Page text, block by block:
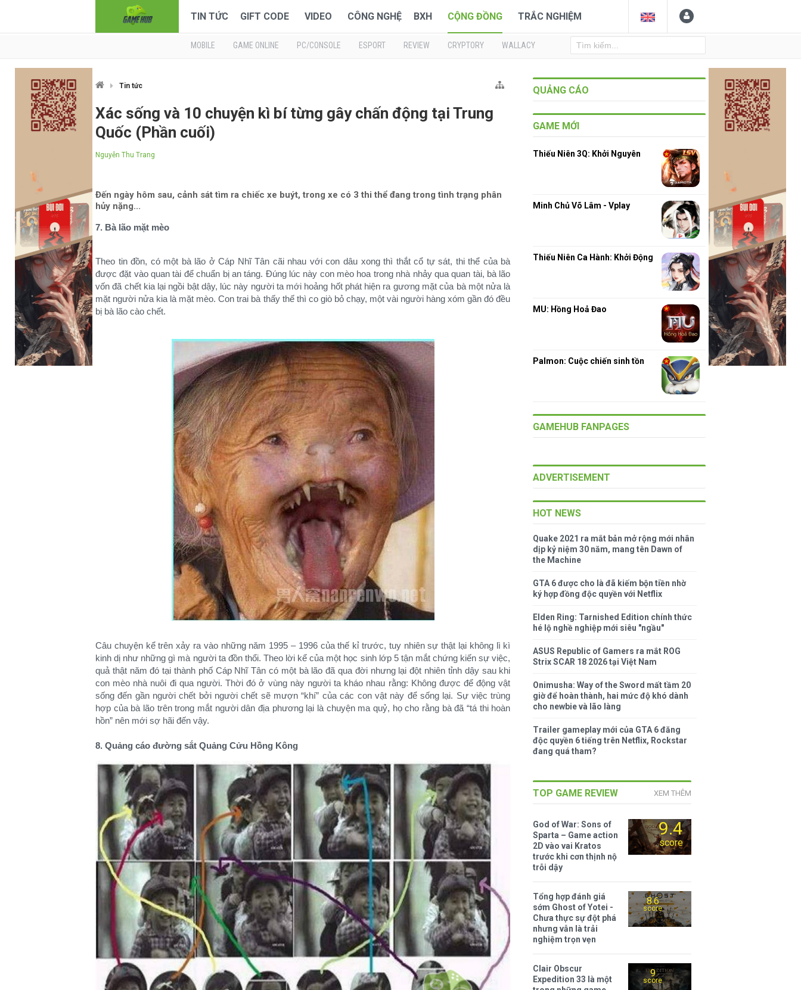
TIN TỨC GIFT CODE VIDEO CÔNG NGHỆ BXH CỘNG ĐỒNG TRẮC NGHIỆM
MOBILE GAME ONLINE PC/CONSOLE ESPORT REVIEW CRYPTORY WALLACY
Tin tức
Xác sống và 10 chuyện kì bí từng gây chấn động tại Trung
Quốc (Phần cuối)
Nguyễn Thu Trang
Đến ngày hôm sau, cảnh sát tìm ra chiếc xe buýt, trong xe có 3 thi thể đang trong tình trạng phân
hủy nặng...
7. Bà lão mặt mèo
Theo tin đồn, có một bà lão ở Cáp Nhĩ Tân cãi nhau với con dâu xong thì thắt cổ tự sát, thi thể của bà
được đặt vào quan tài để chuẩn bị an táng. Đúng lúc này con mèo hoa trong nhà nhảy qua quan tài, bà lão
vốn đã chết kia lại ngồi bật dậy, lúc này người ta mới hoảng hốt phát hiện ra gương mặt của bà một nửa là
mặt người nửa kia là mặt mèo. Con trai bà thấy thế thì co giò bỏ chạy, một vài người hàng xóm gần đó đều
bị bà lão cào chết.​
Câu chuyện kể trên xảy ra vào những năm 1995 – 1996 của thế kỉ trước, tuy nhiên sự thật lại không lì kì
kinh dị như những gì mà người ta đồn thổi. Theo lời kể của một học sinh lớp 5 tận mắt chứng kiến sự việc,
quả thật năm đó tại thành phố Cáp Nhĩ Tân có một bà lão đã qua đời nhưng lại đột nhiên tỉnh dậy sau khi
con mèo nhà nuôi đi qua người. Thời đó ở vùng này người ta kháo nhau rằng: Không được để động vật
sống đến gần người chết bởi người chết sẽ mượn “khí” của các con vật này để sống lại. Sự việc trùng
hợp của bà lão trên trong mắt người dân địa phương lại là chuyện ma quỷ, họ cho rằng bà đã “tá thi hoàn
hồn” nên mới sợ hãi đến vậy.
8. Quảng cáo đường sắt Quảng Cửu Hồng Kông
QUẢNG CÁO
GAME MỚI
Thiếu Niên 3Q: Khởi Nguyên
Minh Chủ Võ Lâm - Vplay
Thiếu Niên Ca Hành: Khởi Động
MU: Hồng Hoả Đao
Palmon: Cuộc chiến sinh tồn
GAMEHUB FANPAGES
ADVERTISEMENT
HOT NEWS
Quake 2021 ra mắt bản mở rộng mới nhân
dịp kỷ niệm 30 năm, mang tên Dawn of
the Machine
GTA 6 được cho là đã kiếm bộn tiền nhờ
ký hợp đồng độc quyền với Netflix
Elden Ring: Tarnished Edition chính thức
hé lộ nghề nghiệp mới siêu "ngầu"
ASUS Republic of Gamers ra mắt ROG
Strix SCAR 18 2026 tại Việt Nam
Onimusha: Way of the Sword mất tầm 20
giờ để hoàn thành, hai mức độ khó dành
cho newbie và lão làng
Trailer gameplay mới của GTA 6 đăng
độc quyền 6 tiếng trên Netflix, Rockstar
đang quá tham?
TOP GAME REVIEW XEM THÊM
9.4
score
God of War: Sons of
Sparta – Game action
2D vào vai Kratos
trước khi cơn thịnh nộ
trỗi dậy
8.6
score
Tổng hợp đánh giá
sớm Ghost of Yotei -
Chưa thực sự đột phá
nhưng vẫn là trải
nghiệm trọn vẹn
9
score
Clair Obscur
Expedition 33 là một